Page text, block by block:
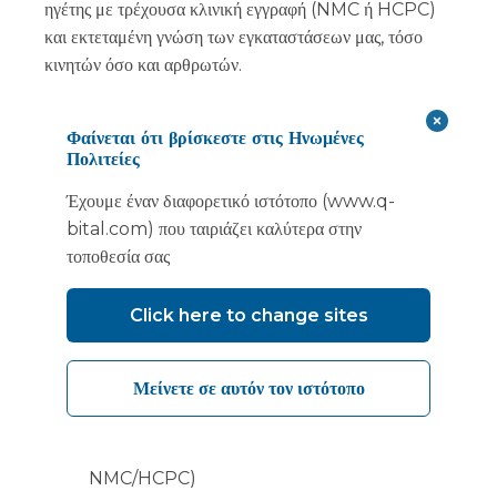
ηγέτης με τρέχουσα κλινική εγγραφή (NMC ή HCPC)
και εκτεταμένη γνώση των εγκαταστάσεων μας, τόσο
κινητών όσο και αρθρωτών.
Επιπλέον, εάν η κλινική στελέχωση αποτελεί πρόκληση
για εσάς, έχουμε μια ομάδα κλινικών ιατρών που
απασχολούνται από εμάς, οι οποίοι μπορούν να
υποστηρίξουν την απαίτηση του συμβολαίου σας.
Διαθέτουμε επαγγελματίες υγείας που όχι μόνο παρέχουν
άριστες κλινικές υπηρεσίες στους πελάτες μας και τους
για το τι χρειάζεται για να εργαστεί κανείς σε μια
προσωρινή εγκατάσταση.
Μπορούμε να παρέχουμε κλινικούς γιατρούς στους
NMC/HCPC)
Φαίνεται ότι βρίσκεστε στις Ηνωμένες
Πολιτείες
Έχουμε έναν διαφορετικό ιστότοπο (www.q-
bital.com) που ταιριάζει καλύτερα στην
τοποθεσία σας
Click here to change sites
Μείνετε σε αυτόν τον ιστότοπο